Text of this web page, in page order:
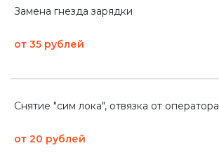
Замена гнезда зарядки
от 35 рублей
Снятие "сим лока", отвязка от оператора
от 20 рублей